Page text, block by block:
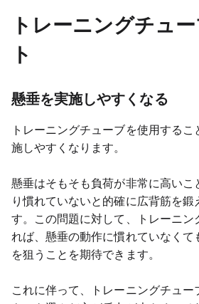
トレーニングチュ
ト
懸垂を実施しやすくなる
トレーニングチューブを使用する
施しやすくなります。
懸垂はそもそも負荷が非常に高いこ
り慣れていないと的確に広背筋を鍛
す。この問題に対して、トレーニン
れば、懸垂の動作に慣れていなくて
を狙うことを期待できます。
これに伴って、トレーニングチュー